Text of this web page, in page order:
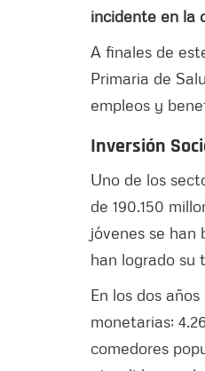
incidente en la
A finales de
Primaria de
empleos y
Inversión
Uno de los
de 190.150
jóvenes se han
han logrado su
En los dos
monetarias;
comedores